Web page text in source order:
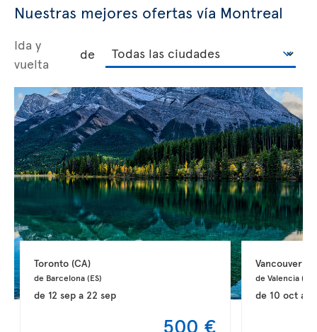
Nuestras mejores ofertas vía Montreal
Ida y
vuelta
de
Toronto (CA)
de Barcelona (ES)
de 12 sepa 22 sep
500 €
Vancouver
de Valencia (ES)
de 10 oct a